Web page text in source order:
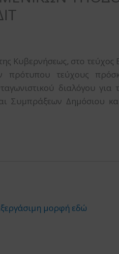
Κυβερνήσεως, στο τεύχος
τεύχους
διαλόγου για
Δημόσιου
μορφή εδώ